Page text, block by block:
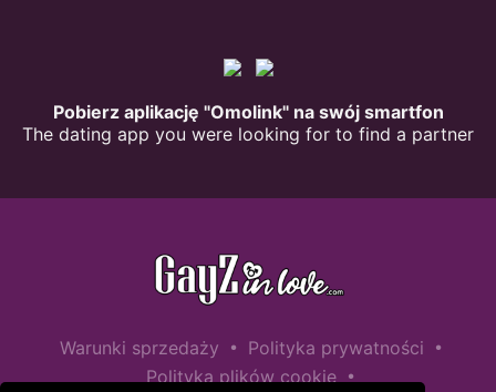
Pobierz aplikację "Omolink" na swój smartfon
The dating app you were looking for to find a partner
Warunki sprzedaży • Polityka prywatności •
Polityka plików cookie •